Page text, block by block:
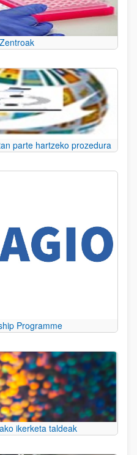
parte hartzeko prozedura
Programme
ikerketa taldeak